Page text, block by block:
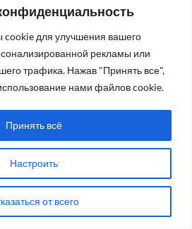
для улучшения вашего
рекламы или
трафика. Нажав "Принять все",
нами файлов cookie.
Настроить
от всего
Принять всё
Чт Пт Сб
1
2
7 8 9
10
14 15 16
17
21 22 23
24
28